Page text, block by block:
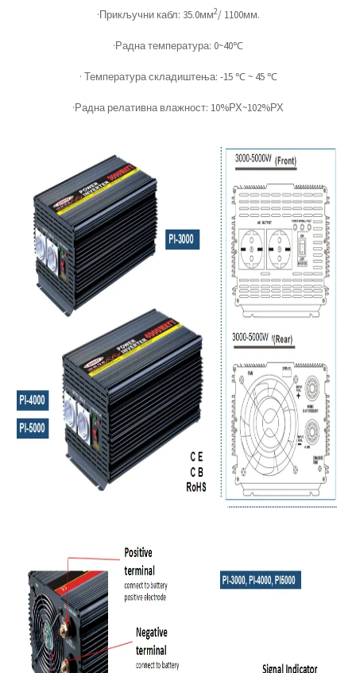
·Прикључни кабл: 35.0мм2/ 1100мм.
·Радна температура: 0~40℃
· Температура складиштења: -15 ℃ ~ 45 ℃
·Радна релативна влажност: 10%РХ~102%РХ